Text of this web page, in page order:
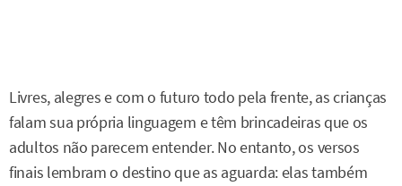
Livres, alegres e com o futuro todo pela frente, as crianças
falam sua própria linguagem e têm brincadeiras que os
adultos não parecem entender. No entanto, os versos
finais lembram o destino que as aguarda: elas também